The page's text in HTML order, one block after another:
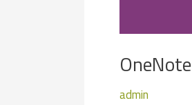
OneNote
admin